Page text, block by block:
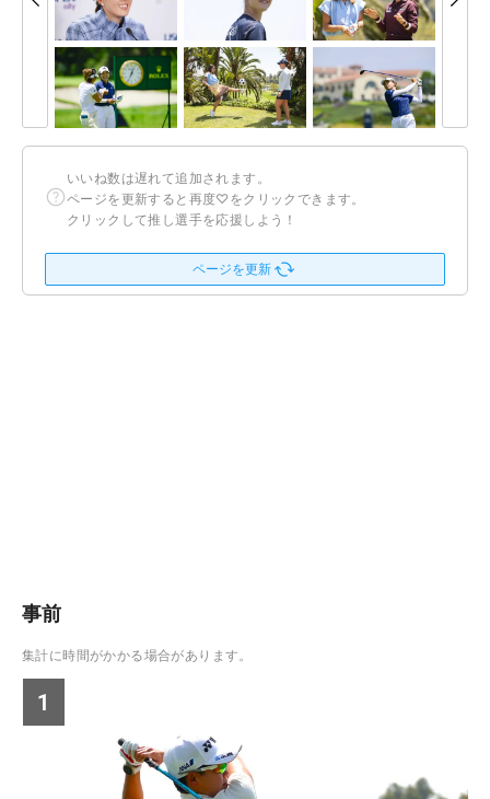
いいね数は遅れて追加されます。
ページを更新すると再度♡をクリックできます。
クリックして推し選手を応援しよう！
ページを更新
事前
集計に時間がかかる場合があります。
1